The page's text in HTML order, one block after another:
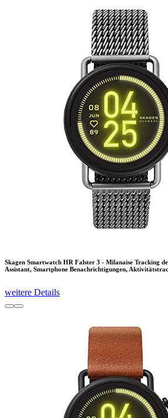
Skagen Smartwatch HR Falster 3 - Milanaise Tracking
Assistant, Smartphone Benachrichtigungen,
weitere Details